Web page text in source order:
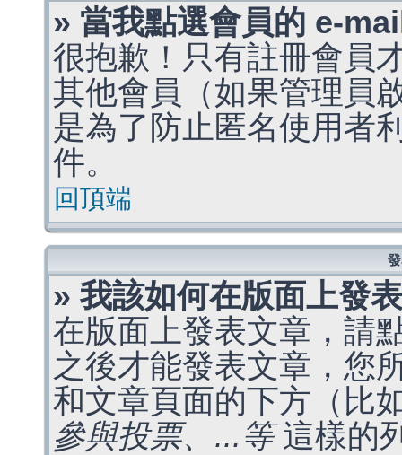
» 當我點選會員的 e-
很抱歉！只有註冊會員
其他會員（如果管理員
是為了防止匿名使用者
件。
回頂端
» 我該如何在版面上發
在版面上發表文章，請
之後才能發表文章，您
和文章頁面的下方（比
參與投票、...等這樣的